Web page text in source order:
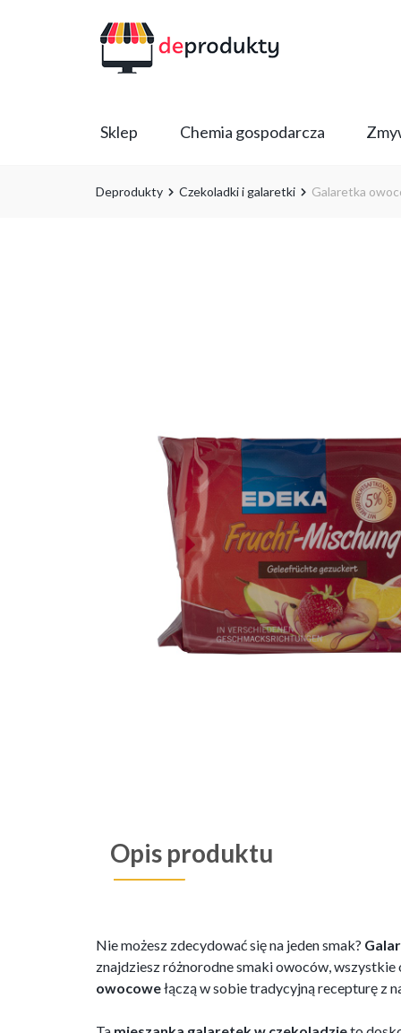
Sklep Chemia gospodarcza
Deprodukty Czekoladki i galaretki Galaretka
Opis produktu
Nie możesz zdecydować się na jeden smak?
znajdziesz różnorodne smaki owoców, wszystkie
owocowełączą w sobie tradycyjną recepturę z